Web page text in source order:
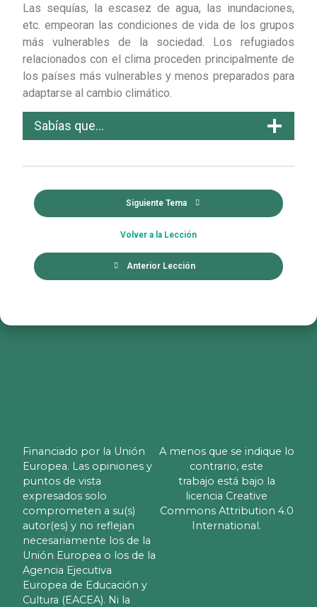
Las sequías, la escasez de agua, las inundaciones,
etc. empeoran las condiciones de vida de los grupos
más vulnerables de la sociedad. Los refugiados
relacionados con el clima proceden principalmente de
los países más vulnerables y menos preparados para
adaptarse al cambio climático.
Sabías que…
Anterior Lección
Volver a la Lección
Siguiente Tema
Financiado por la Unión
Europea. Las opiniones y
puntos de vista
expresados solo
comprometen a su(s)
autor(es) y no reflejan
necesariamente los de la
Unión Europea o los de la
Agencia Ejecutiva
Europea de Educación y
Cultura (EACEA). Ni la
A menos que se indique lo
contrario, este
trabajo está bajo la
licencia Creative
Commons Attribution 4.0
International.